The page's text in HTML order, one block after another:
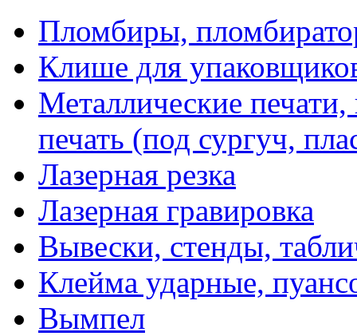
Пломбиры,
Клише для
Металлические
печать (под сургуч,
Лазерная резка
Лазерная гравировка
Вывески, стенды,
Клейма ударные,
Вымпел